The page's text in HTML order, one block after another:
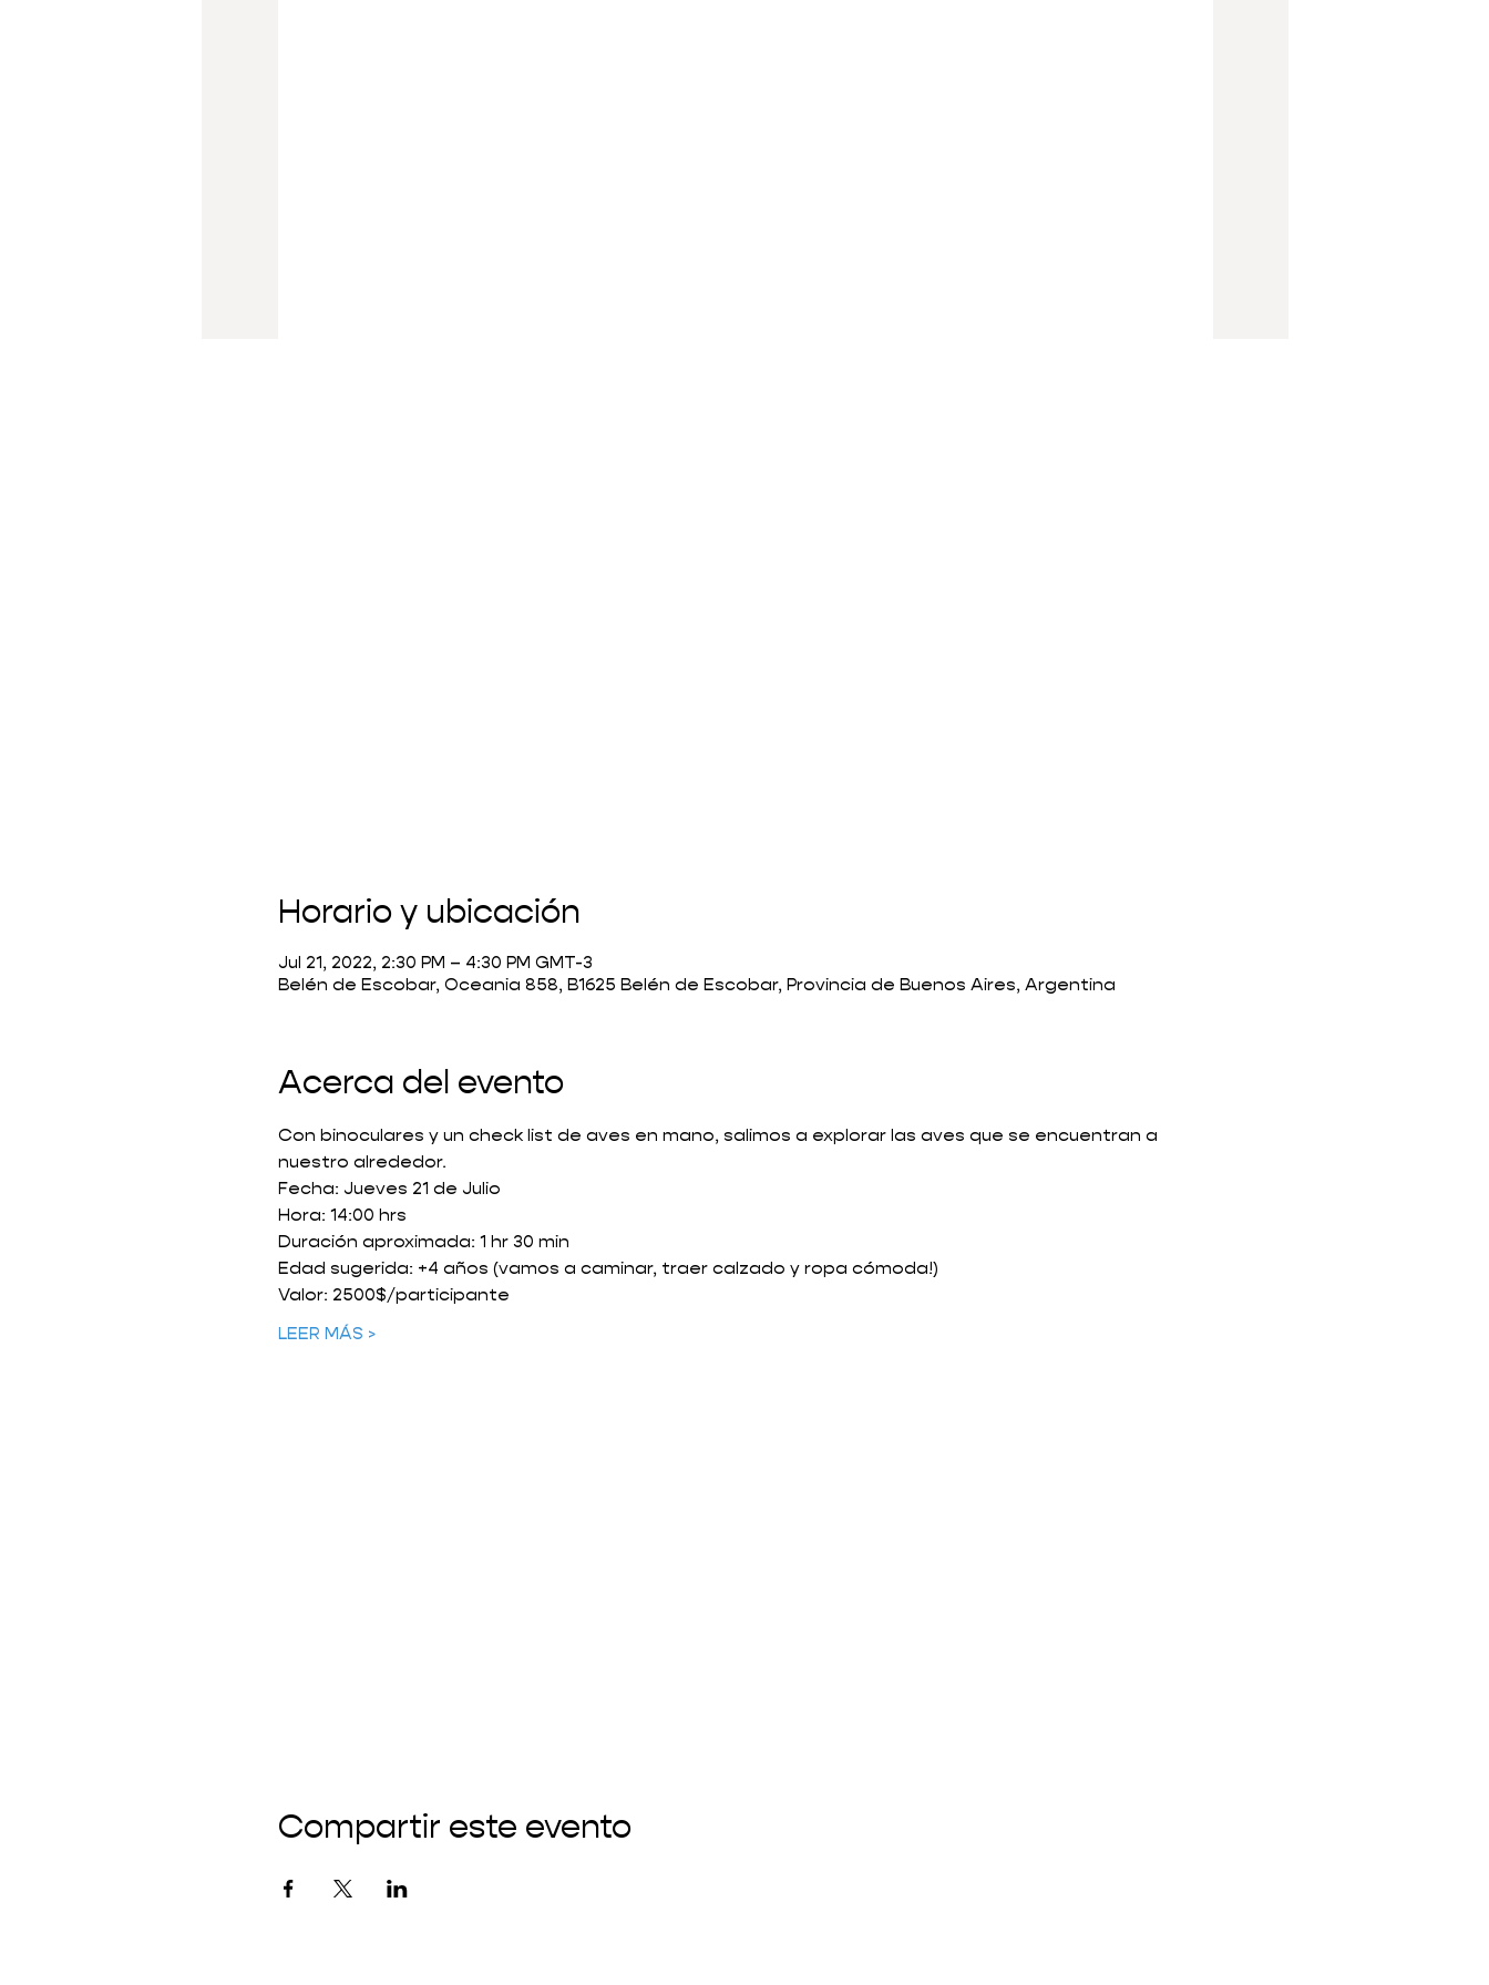
Horario y ubicación
Jul 21, 2022, 2:30 PM – 4:30 PM GMT-3
Belén de Escobar, Oceania 858, B1625 Belén de Escobar, Provincia de Buenos Aires, Argentina
Acerca del evento
Con binoculares y un check list de aves en mano, salimos a explorar las aves que se encuentran a
nuestro alrededor.
Fecha: Jueves 21 de Julio
Hora: 14:00 hrs
Duración aproximada: 1 hr 30 min
Edad sugerida: +4 años (vamos a caminar, traer calzado y ropa cómoda!)
Valor: 2500$/participante
LEER MÁS >
Compartir este evento